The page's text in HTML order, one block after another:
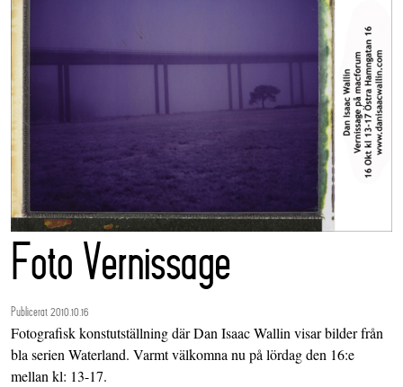
Foto Vernissage
Publicerat 2010.10.16
Fotografisk konstutställning där Dan Isaac Wallin visar bilder från
bla serien Waterland. Varmt välkomna nu på lördag den 16:e
mellan kl: 13-17.